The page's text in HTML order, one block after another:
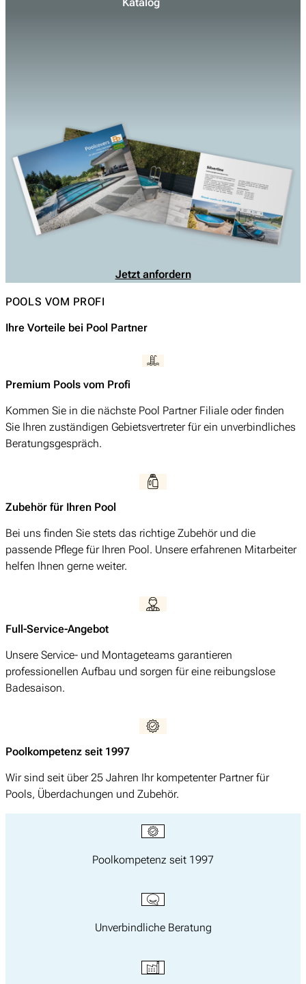
Jetzt anfordern
POOLS VOM PROFI
Ihre Vorteile bei Pool Partner
Premium Pools vom Profi
Kommen Sie in die nächste Pool Partner Filiale oder finden
Sie Ihren zuständigen Gebietsvertreter für ein unverbindliches
Beratungsgespräch.
Zubehör für Ihren Pool
Bei uns finden Sie stets das richtige Zubehör und die
passende Pflege für Ihren Pool. Unsere erfahrenen Mitarbeiter
helfen Ihnen gerne weiter.
Full-Service-Angebot
Unsere Service- und Montageteams garantieren
professionellen Aufbau und sorgen für eine reibungslose
Badesaison.
Poolkompetenz seit 1997
Wir sind seit über 25 Jahren Ihr kompetenter Partner für
Pools, Überdachungen und Zubehör.
Poolkompetenz seit 1997
Unverbindliche Beratung
Suchen
nach: